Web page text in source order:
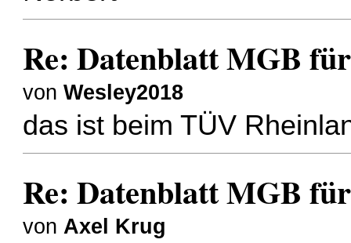
Re: Datenblatt MGB
vonWesley2018
das ist beim TÜV
Re: Datenblatt MGB
von Axel Krug